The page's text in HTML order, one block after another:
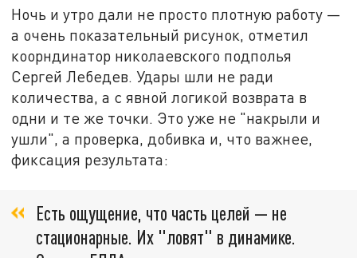
Ночь и утро дали не просто плотную работу —
а очень показательный рисунок, отметил
коорндинатор николаевского подполья
Сергей Лебедев. Удары шли не ради
количества, а с явной логикой возврата в
одни и те же точки. Это уже не "накрыли и
ушли", а проверка, добивка и, что важнее,
фиксация результата:
Есть ощущение, что часть целей — не
стационарные. Их "ловят" в динамике.